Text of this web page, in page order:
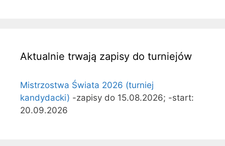
Aktualnie trwają zapisy do turniejów
Mistrzostwa Świata 2026 (turniej
kandydacki) -zapisy do 15.08.2026; -start:
20.09.2026